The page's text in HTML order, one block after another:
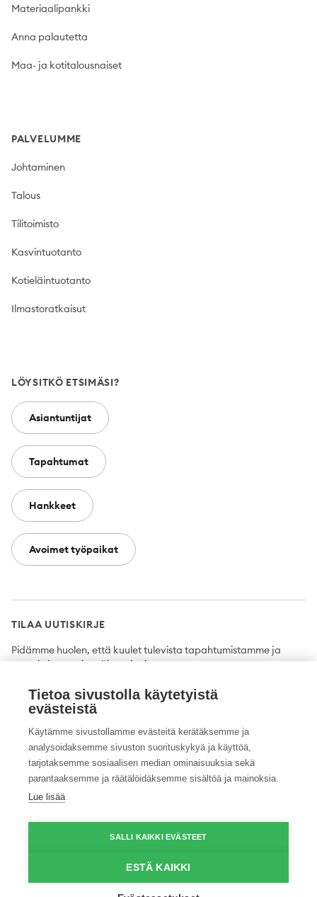
Materiaalipankki
Anna palautetta
Maa- ja kotitalousnaiset
PALVELUMME
Johtaminen
Talous
Tilitoimisto
Kasvintuotanto
Kotieläintuotanto
Ilmastoratkaisut
LÖYSITKÖ ETSIMÄSI?
Asiantuntijat
Tapahtumat
Hankkeet
Avoimet työpaikat
TILAA UUTISKIRJE
Pidämme huolen, että kuulet tulevista tapahtumistamme ja
uutuuksista ensimmäisten joukossa.
Tilaa
Twitter FacebookYouTubeInstagramLinkedIn
© 2026 ProAgria. Kaikki oikeudet pidätetään.
Tietoa sivustolla käytetyistä
evästeistä
Käytämme sivustollamme evästeitä kerätäksemme ja
analysoidaksemme sivuston suorituskykyä ja käyttöä,
tarjotaksemme sosiaalisen median ominaisuuksia sekä
parantaaksemme ja räätälöidäksemme sisältöä ja mainoksia.
Lue lisää
SALLI KAIKKI EVÄSTEET
ESTÄ KAIKKI